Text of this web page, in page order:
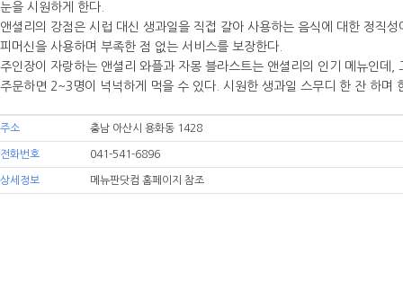
눈을 시원하게 한다.
앤셜리의 강점은 시럽 대신 생과일을 직접 갈아 사용하는 음식에 대한 정직
피머신을 사용하며 부족한 점 없는 서비스를 보장한다.
주인장이 자랑하는 앤셜리 와플과 자몽 블라스트는 앤셜리의 인기 메뉴인데
주문하면 2~3명이 넉넉하게 먹을 수 있다. 시원한 생과일 스무디 한 잔 하며
주소 충남 아산시 용화동 1428
전화번호 041-541-6896
상세정보 메뉴판닷컴 홈페이지 참조